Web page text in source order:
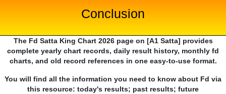
Conclusion
The Fd Satta King Chart 2026 page on [A1 Satta] provides
complete yearly chart records, daily result history, monthly fd
charts, and old record references in one easy-to-use format.
You will find all the information you need to know about Fd via
this resource: today's results; past results; future